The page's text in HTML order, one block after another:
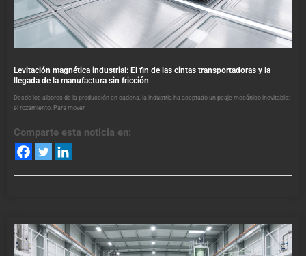
Levitación magnética industrial: El fin de las cintas transportadoras y la
llegada de la manufactura sin fricción
Desde los albores de la producción en cadena, la industria ha aceptado un peaje mecánico inevitable:
el rozamiento. Para mover
Comparte esta noticia en: